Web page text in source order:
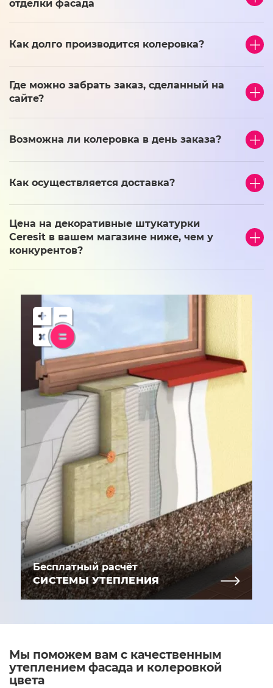
отделки фасада
Как долго производится колеровка?
Где можно забрать заказ, сделанный на
сайте?
Возможна ли колеровка в день заказа?
Как осуществляется доставка?
Цена на декоративные штукатурки
Ceresit в вашем магазине ниже, чем у
конкурентов?
Бесплатный расчёт
СИСТЕМЫ УТЕПЛЕНИЯ
Мы поможем вам с качественным
утеплением фасада и колеровкой
цвета